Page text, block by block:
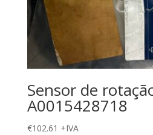
Sensor de
A0015428718
€102.61 +IVA